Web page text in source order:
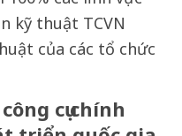
kỹ thuật TCVN
của các tổ chức
cụ chính